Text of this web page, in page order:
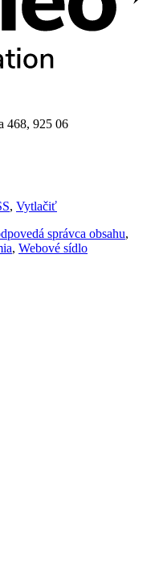
468, 925 06
, Vytlačiť
správca obsahu,
, Webové sídlo